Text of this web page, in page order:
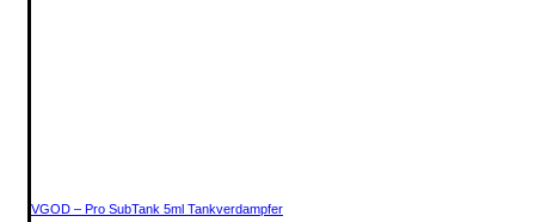
VGOD – Pro SubTank 5ml Tankverdampfer